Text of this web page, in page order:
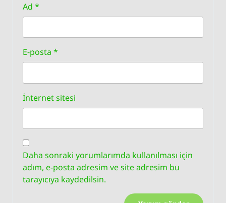
Ad *
E-posta *
İnternet sitesi
Daha sonraki yorumlarımda kullanılması için
adım, e-posta adresim ve site adresim bu
tarayıcıya kaydedilsin.